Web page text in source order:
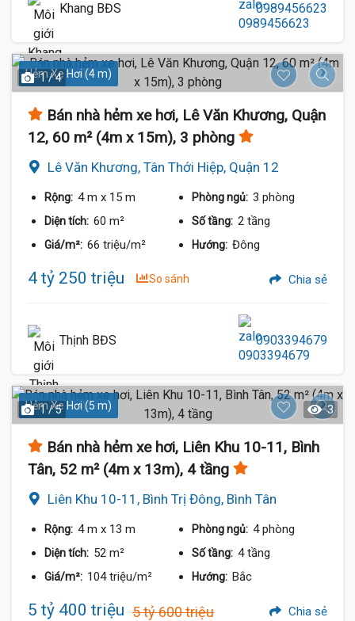
Khang BĐS 0989456623
Hẻm Xe Hơi (4 m)
1 / 4
Bán nhà hẻm xe hơi, Lê Văn Khương, Quận
12, 60 m² (4m x 15m), 3 phòng
Lê Văn Khương, Tân Thới Hiệp, Quận 12
Rộng: 4 m x 15 m Phòng ngủ: 3 phòng
Diện tích: 60 m² Số tầng: 2 tầng
Giá/m²: 66 triệu/m² Hướng: Đông
4 tỷ 250 triệu So sánh Chia sẻ
Thịnh BĐS 0903394679
Hẻm Xe Hơi (5 m)
1 / 5 3
Bán nhà hẻm xe hơi, Liên Khu 10-11, Bình
Tân, 52 m² (4m x 13m), 4 tầng
Liên Khu 10-11, Bình Trị Đông, Bình Tân
Rộng: 4 m x 13 m Phòng ngủ: 4 phòng
Diện tích: 52 m² Số tầng: 4 tầng
Giá/m²: 104 triệu/m² Hướng: Bắc
5 tỷ 400 triệu 5 tỷ 600 triệu Chia sẻ